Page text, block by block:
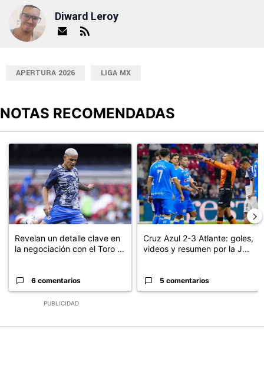
Diward Leroy
APERTURA 2026 LIGA MX
NOTAS RECOMENDADAS
PUBLICIDAD
Un artículo de tendencia con el título "Revelan un detalle clave
Revelan un detalle clave en
la negociación con el Toro ...
6 comentarios
Un artículo de tendencia con el
Cruz Azul 2-3 Atlante: goles,
videos y resumen por la J...
5 comentarios